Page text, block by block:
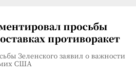
просьбы
противоракет
Зеленского заявил о важности
США